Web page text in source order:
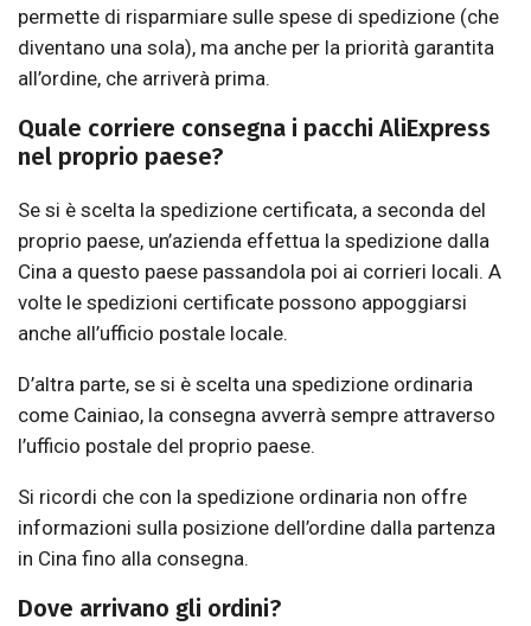
permette di risparmiare sulle spese di spedizione (che
diventano una sola), ma anche per la priorità garantita
all’ordine, che arriverà prima.
Quale corriere consegna i pacchi AliExpress
nel proprio paese?
Se si è scelta la spedizione certificata, a seconda del
proprio paese, un’azienda effettua la spedizione dalla
Cina a questo paese passandola poi ai corrieri locali. A
volte le spedizioni certificate possono appoggiarsi
anche all’ufficio postale locale.
D’altra parte, se si è scelta una spedizione ordinaria
come Cainiao, la consegna avverrà sempre attraverso
l’ufficio postale del proprio paese.
Si ricordi che con la spedizione ordinaria non offre
informazioni sulla posizione dell’ordine dalla partenza
in Cina fino alla consegna.
Dove arrivano gli ordini?